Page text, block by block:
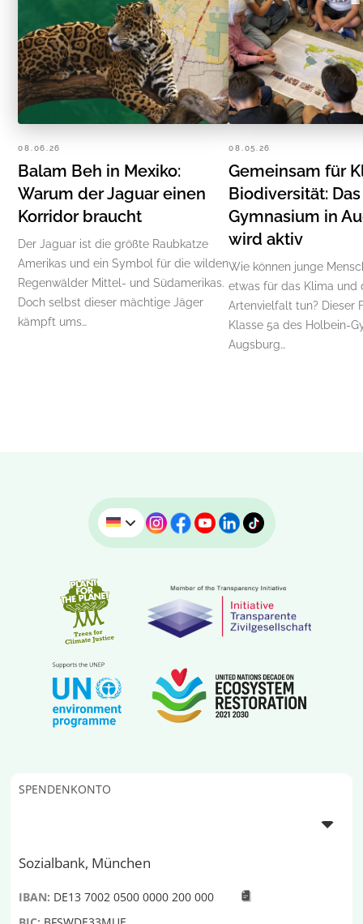
08.06.26
Balam Beh in Mexiko:
Warum der Jaguar einen
Korridor braucht
Der Jaguar ist die größte Raubkatze
Amerikas und ein Symbol für die wilden
Regenwälder Mittel- und Südamerikas.
Doch selbst dieser mächtige Jäger
kämpft ums…
08.05.26
Gemeinsam für
Biodiversität:
Gymnasium in
wird aktiv
Wie können junge
etwas für das Klima und
Artenvielfalt tun? Dieser
Klasse 5a des Holbein-
Augsburg…
SPENDENKONTO
Sozialbank, München
IBAN: DE13 7002 0500 0000 200 000